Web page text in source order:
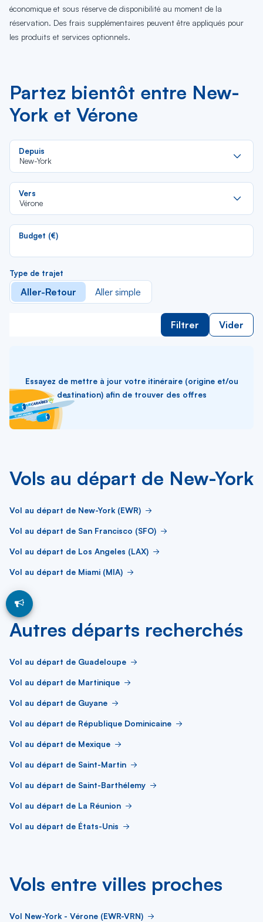
économique et sous réserve de disponibilité au moment de la
réservation. Des frais supplémentaires peuvent être appliqués pour
les produits et services optionnels.
Partez bientôt entre New-
York et Vérone
Depuis
New-York
Vers
Vérone
Budget (€)
Type de trajet
Aller-Retour Aller simple
Filtrer Vider
Essayez de mettre à jour votre itinéraire (origine et/ou
destination) afin de trouver des offres
Vols au départ de New-York
Vol au départ de New-York (EWR)
Vol au départ de San Francisco (SFO)
Vol au départ de Los Angeles (LAX)
Vol au départ de Miami (MIA)
Autres départs recherchés
Vol au départ de Guadeloupe
Vol au départ de Martinique
Vol au départ de Guyane
Vol au départ de République Dominicaine
Vol au départ de Mexique
Vol au départ de Saint-Martin
Vol au départ de Saint-Barthélemy
Vol au départ de La Réunion
Vol au départ de États-Unis
Vols entre villes proches
Vol New-York - Vérone (EWR-VRN)